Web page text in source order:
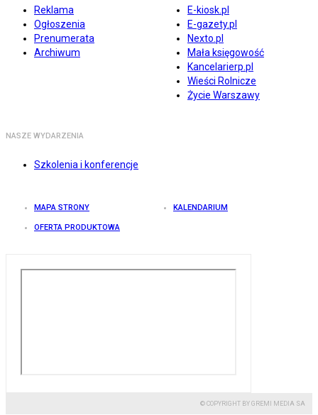
Reklama
Ogłoszenia
Prenumerata
Archiwum
E-kiosk.pl
E-gazety.pl
Nexto.pl
Mała księgowość
Kancelarierp.pl
Wieści Rolnicze
Życie Warszawy
NASZE WYDARZENIA
Szkolenia i konferencje
MAPA STRONY KALENDARIUM
OFERTA PRODUKTOWA
© COPYRIGHT BY GREMI MEDIA SA